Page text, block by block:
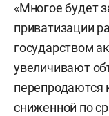
«Многое будет
приватизации
государством
увеличивают
перепродаются
сниженной по